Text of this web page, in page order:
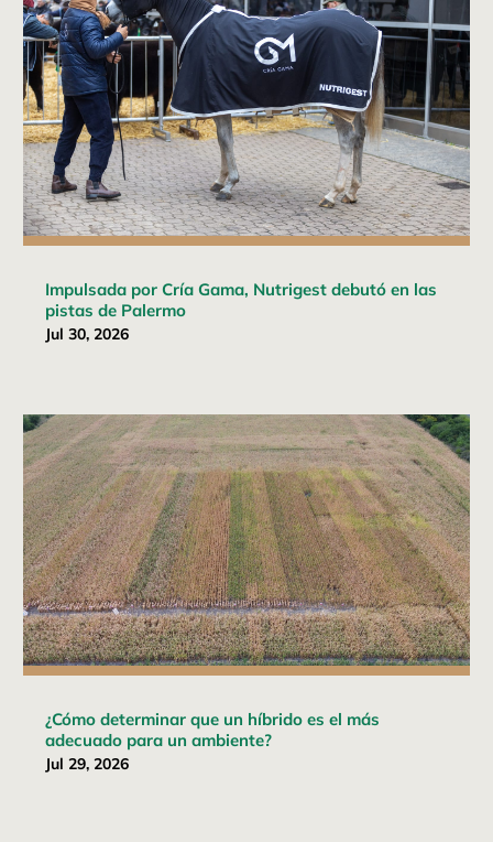
Impulsada por Cría Gama, Nutrigest debutó en las
pistas de Palermo
Jul 30, 2026
¿Cómo determinar que un híbrido es el más
adecuado para un ambiente?
Jul 29, 2026